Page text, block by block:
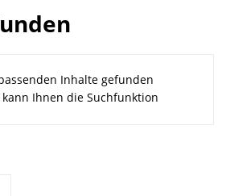
Inhalte gefunden
Ihnen die Suchfunktion